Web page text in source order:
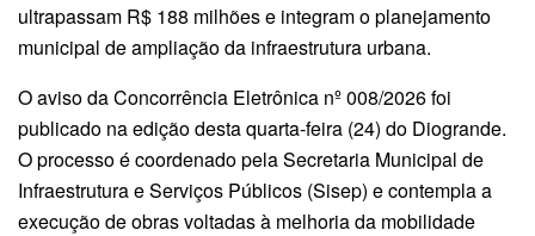
ultrapassam R$ 188 milhões e integram o planejamento
municipal de ampliação da infraestrutura urbana.
O aviso da Concorrência Eletrônica nº 008/2026 foi
publicado na edição desta quarta-feira (24) do Diogrande.
O processo é coordenado pela Secretaria Municipal de
Infraestrutura e Serviços Públicos (Sisep) e contempla a
execução de obras voltadas à melhoria da mobilidade